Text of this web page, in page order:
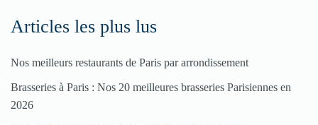
enregistrer
Articles les plus lus
Nos meilleurs restaurants de Paris par arrondissement
Brasseries à Paris : Nos 20 meilleures brasseries Parisiennes en
2026